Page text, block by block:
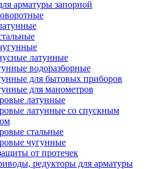
арматуры запорной
латунные
водоразборные
для бытовых приборов
для манометров
латунные
латунные со спускным
стальные
чугунные
от протечек
редукторы для арматуры